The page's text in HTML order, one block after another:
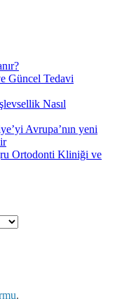
Güncel Tedavi
Nasıl
Avrupa’nın yeni
Ortodonti Kliniği ve
.